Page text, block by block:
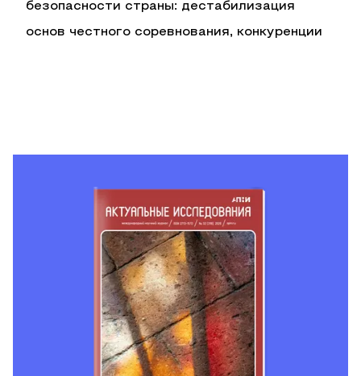
безопасности страны: дестабилизация
основ честного соревнования, конкуренции